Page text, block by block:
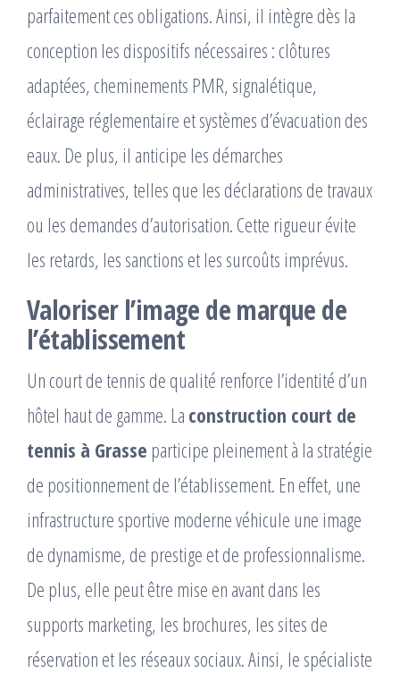
parfaitement ces obligations. Ainsi, il intègre dès la
conception les dispositifs nécessaires : clôtures
adaptées, cheminements PMR, signalétique,
éclairage réglementaire et systèmes d’évacuation des
eaux. De plus, il anticipe les démarches
administratives, telles que les déclarations de travaux
ou les demandes d’autorisation. Cette rigueur évite
les retards, les sanctions et les surcoûts imprévus.
Valoriser l’image de marque de
l’établissement
Un court de tennis de qualité renforce l’identité d’un
hôtel haut de gamme. La construction court de
tennis à Grasse participe pleinement à la stratégie
de positionnement de l’établissement. En effet, une
infrastructure sportive moderne véhicule une image
de dynamisme, de prestige et de professionnalisme.
De plus, elle peut être mise en avant dans les
supports marketing, les brochures, les sites de
réservation et les réseaux sociaux. Ainsi, le spécialiste